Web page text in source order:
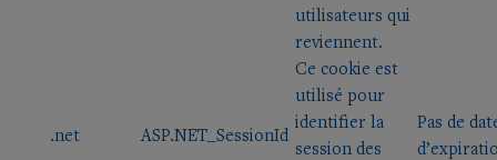
utilisateurs qui
reviennent.
.net ASP.NET_SessionId
Ce cookie est
utilisé pour
identifier la
session des
Pas de